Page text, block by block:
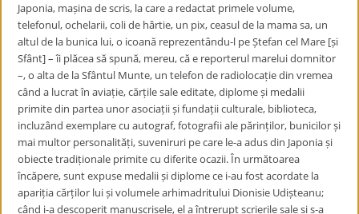
Japonia, mașina de scris, la care a redactat primele volume,
telefonul, ochelarii, coli de hârtie, un pix, ceasul de la mama sa, un
altul de la bunica lui, o icoană reprezentându-l pe Ștefan cel Mare [și
Sfânt] – îi plăcea să spună, mereu, că e reporterul marelui domnitor
–, o alta de la Sfântul Munte, un telefon de radiolocație din vremea
când a lucrat în aviație, cărțile sale editate, diplome și medalii
primite din partea unor asociații și fundații culturale, biblioteca,
incluzând exemplare cu autograf, fotografii ale părinților, bunicilor și
mai multor personalități, suveniruri pe care le-a adus din Japonia și
obiecte tradiționale primite cu diferite ocazii. În următoarea
încăpere, sunt expuse medalii și diplome ce i-au fost acordate la
apariția cărților lui și volumele arhimadritului Dionisie Udișteanu;
când i-a descoperit manuscrisele, el a întrerupt scrierile sale și s-a